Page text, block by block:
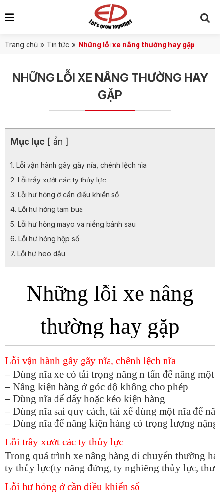
Trang chủ » Tin tức » Những lỗi xe nâng thường hay gặp
NHỮNG LỖI XE NÂNG THƯỜNG HAY
GẶP
Mục lục [ ẩn ]
Lỗi vận hành gây gãy nĩa, chênh lệch nĩa
Lỗi trầy xướt các ty thủy lực
Lỗi hư hỏng ở cần điều khiển số
Lỗi hư hỏng tam bua
Lỗi hư hỏng mayo và niềng bánh sau
Lỗi hư hỏng hộp số
Lỗi hư heo dầu
Những lỗi xe nâng
thường hay gặp
Lỗi vận hành gây gãy nĩa, chênh lệch nĩa
– Dùng nĩa xe có tải trọng nâng n tấn để nâng
– Nâng kiện hàng ở góc độ không cho phép
– Dùng nĩa để đẩy hoặc kéo kiện hàng
– Dùng nĩa sai quy cách, tài xế dùng một nĩa để
– Dùng nĩa để nâng kiện hàng có trọng lượng
Lỗi trầy xướt các ty thủy lực
Trong quá trình xe nâng hàng di chuyển thường
ty thủy lực(ty nâng đứng, ty nghiêng thủy lực,
Lỗi hư hỏng ở cần điều khiển số